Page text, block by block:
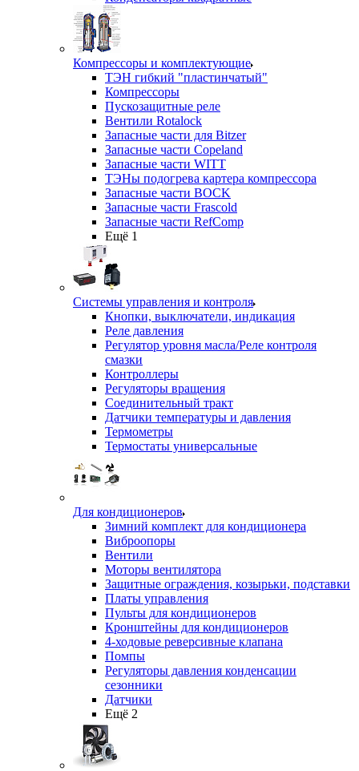
Компрессоры и комплектующие
ТЭН гибкий "пластинчатый"
Компрессоры
Пускозащитные реле
Вентили Rotalock
Запасные части для Bitzer
Запасные части Copeland
Запасные части WITT
ТЭНы подогрева картера компрессора
Запасные части BOCK
Запасные части Frascold
Запасные части RefComp
Ещё 1
Системы управления и контроля
Кнопки, выключатели, индикация
Реле давления
Регулятор уровня масла/Реле контроля
смазки
Контроллеры
Регуляторы вращения
Соединительный тракт
Датчики температуры и давления
Термометры
Термостаты универсальные
Для кондиционеров
Зимний комплект для кондиционера
Виброопоры
Вентили
Моторы вентилятора
Защитные ограждения, козырьки, подставки
Платы управления
Пульты для кондиционеров
Кронштейны для кондиционеров
4-ходовые реверсивные клапана
Помпы
Регуляторы давления конденсации
сезонники
Датчики
Ещё 2